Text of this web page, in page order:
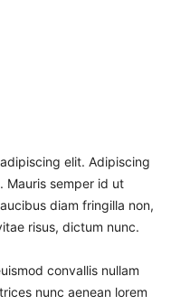
elit. Adipiscing
Mauris semper id ut
diam fringilla non,
risus, dictum nunc.
convallis nullam
nunc aenean lorem